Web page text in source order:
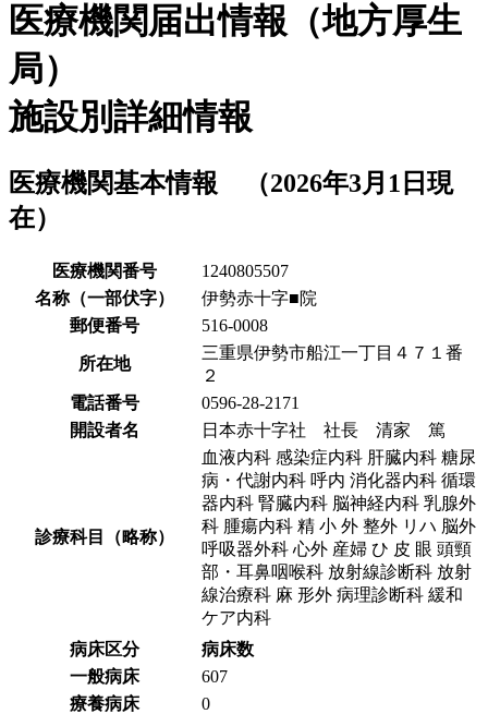
医療機関届出情報（地方厚生
局）
施設別詳細情報
医療機関基本情報 （2026年3月1日現
在）
医療機関番号
1240805507
名称（一部伏字）
伊勢赤十字■院
郵便番号
516-0008
所在地
三重県伊勢市船江一丁目４７１番
２
電話番号
0596-28-2171
開設者名
日本赤十字社 社長 清家 篤
診療科目（略称）
血液内科 感染症内科 肝臓内科 糖尿
病・代謝内科 呼内 消化器内科 循環
器内科 腎臓内科 脳神経内科 乳腺外
科 腫瘍内科 精 小 外 整外 リハ 脳外
呼吸器外科 心外 産婦 ひ 皮 眼 頭頸
部・耳鼻咽喉科 放射線診断科 放射
線治療科 麻 形外 病理診断科 緩和
ケア内科
病床区分
病床数
一般病床
607
療養病床
0